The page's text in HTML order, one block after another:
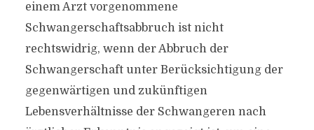
einem Arzt vorgenommene
Schwangerschaftsabbruch ist nicht
rechtswidrig, wenn der Abbruch der
Schwangerschaft unter Berücksichtigung der
gegenwärtigen und zukünftigen
Lebensverhältnisse der Schwangeren nach